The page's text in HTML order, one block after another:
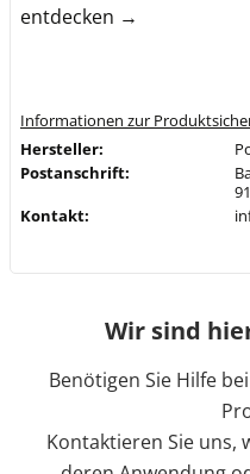
entdecken →
Informationen zur
Hersteller:
Postanschrift:
Kontakt:
Wir sind
Benötigen Sie Hilfe
Kontaktieren Sie uns,